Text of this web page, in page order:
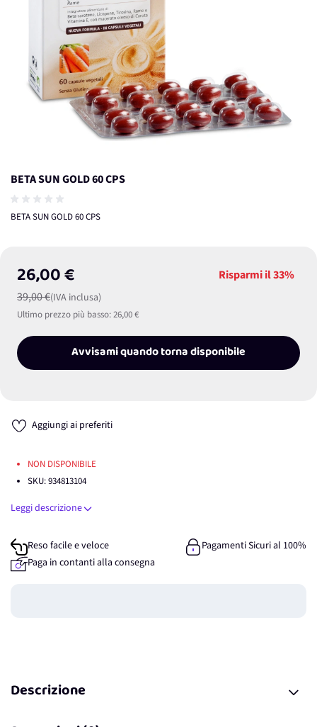
BETA SUN GOLD 60 CPS
BETA SUN GOLD 60 CPS
26,00 €
39,00 €(IVA inclusa)
Risparmi il33%
Ultimo prezzo più basso:26,00 €
Avvisami quando torna disponibile
Aggiungi ai preferiti
NON DISPONIBILE
SKU:934813104
Leggi descrizione
Reso facile e veloce
Pagamenti Sicuri al 100%
Paga in contanti alla consegna
Descrizione